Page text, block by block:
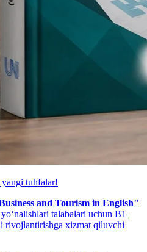
tuhfalar!
and Tourism in English"
talabalari uchun B1–
rivojlantirishga xizmat qiluvchi